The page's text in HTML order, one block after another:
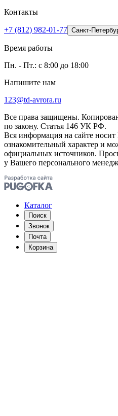
Контакты
+7 (812) 982-01-77 Санкт-
Время работы
Пн. - Пт.: с 8:00 до 18:00
Напишите нам
123@td-avrora.ru
Все права защищены.
по закону. Статья 146 УК РФ.
Вся информация на сайте
ознакомительный характер и
официальных источников.
у Вашего персонального
Каталог
Поиск
Звонок
Почта
Корзина